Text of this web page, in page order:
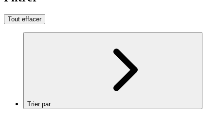
Tout effacer
Trier par